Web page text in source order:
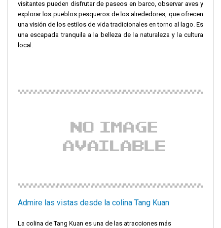
visitantes pueden disfrutar de paseos en barco, observar aves y
explorar los pueblos pesqueros de los alrededores, que ofrecen
una visión de los estilos de vida tradicionales en torno al lago. Es
una escapada tranquila a la belleza de la naturaleza y la cultura
local.
Admire las vistas desde la colina Tang Kuan
La colina de Tang Kuan es una de las atracciones más